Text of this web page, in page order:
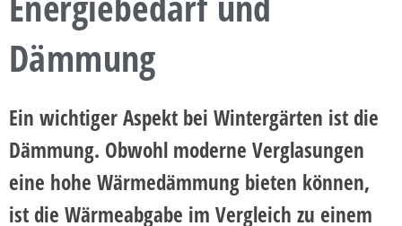
Dämmung
Ein wichtiger Aspekt bei Wintergärten ist die
Dämmung. Obwohl moderne Verglasungen
eine hohe Wärmedämmung bieten können,
ist die Wärmeabgabe im Vergleich zu einem